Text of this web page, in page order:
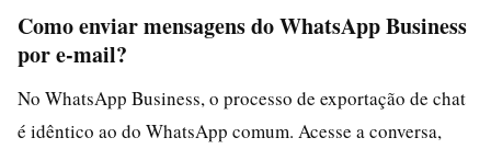
Como enviar mensagens do WhatsApp Business
por e-mail?
No WhatsApp Business, o processo de exportação de chat
é idêntico ao do WhatsApp comum. Acesse a conversa,